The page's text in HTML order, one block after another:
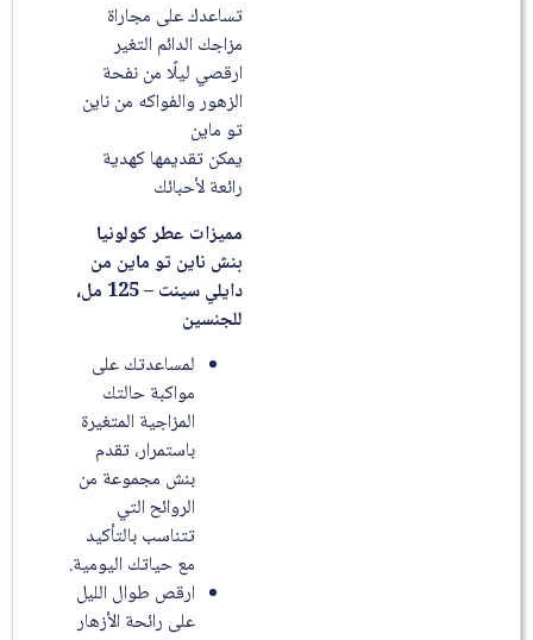
تساعدك على مجاراة
مزاجك الدائم التغير
ارقصي ليلًا من نفحة
الزهور والفواكه من ناين
تو ماين
يمكن تقديمها كهدية
رائعة لأحبائك
مميزات عطر كولونيا
بنش ناين تو ماين من
دايلي سينت – 125 مل،
للجنسين
لمساعدتك على
مواكبة حالتك
المزاجية المتغيرة
باستمرار، تقدم
بنش مجموعة من
الروائح التي
تتناسب بالتأكيد
مع حياتك اليومية.
ارقص طوال الليل
على رائحة الأزهار